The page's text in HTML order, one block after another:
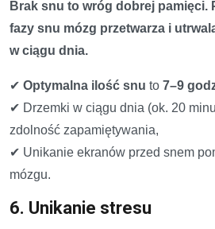
Brak snu to wróg dobrej pamięci.
fazy snu mózg przetwarza i
w ciągu dnia.
✔ Optymalna ilość snu to 7–9
✔ Drzemki w ciągu dnia (ok. 20
zdolność zapamiętywania,
✔ Unikanie ekranów przed snem
mózgu.
6. Unikanie stresu